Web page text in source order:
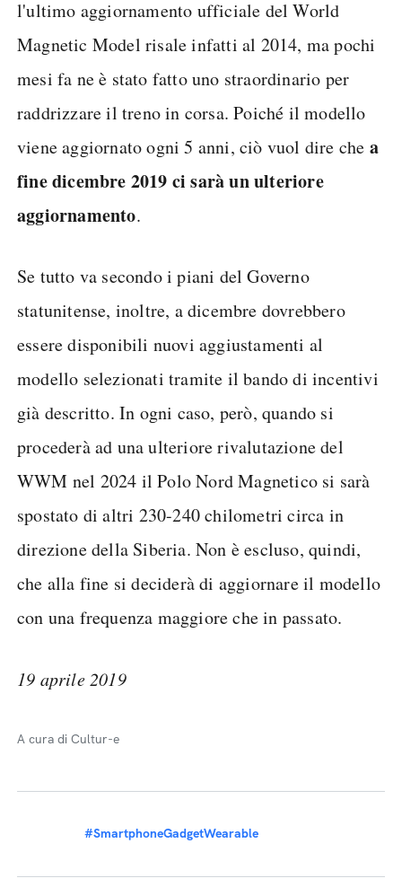
l'ultimo aggiornamento ufficiale del World
Magnetic Model risale infatti al 2014, ma pochi
mesi fa ne è stato fatto uno straordinario per
raddrizzare il treno in corsa. Poiché il modello
viene aggiornato ogni 5 anni, ciò vuol dire che a
fine dicembre 2019 ci sarà un ulteriore
aggiornamento.
Se tutto va secondo i piani del Governo
statunitense, inoltre, a dicembre dovrebbero
essere disponibili nuovi aggiustamenti al
modello selezionati tramite il bando di incentivi
già descritto. In ogni caso, però, quando si
procederà ad una ulteriore rivalutazione del
WWM nel 2024 il Polo Nord Magnetico si sarà
spostato di altri 230-240 chilometri circa in
direzione della Siberia. Non è escluso, quindi,
che alla fine si deciderà di aggiornare il modello
con una frequenza maggiore che in passato.
19 aprile 2019
A cura di Cultur-e
#SmartphoneGadgetWearable